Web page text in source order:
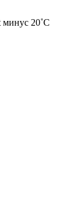
минус 20˚C